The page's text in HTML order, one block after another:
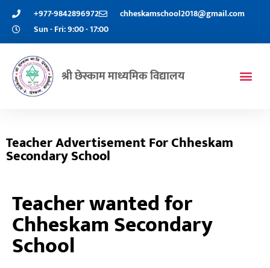
+977-9842896972
chheskamschool2018@gmail.com
Sun - Fri: 9:00 - 17:00
श्री छेस्काम माध्यमिक विद्यालय
Teacher Advertisement For Chheskam
Secondary School
Teacher wanted for
Chheskam Secondary
School